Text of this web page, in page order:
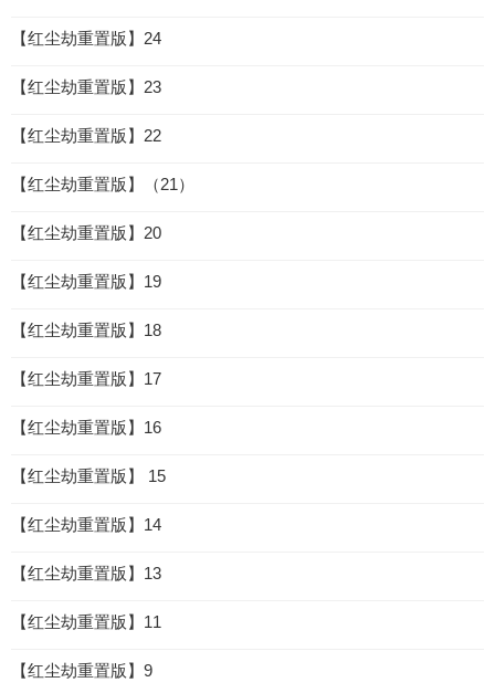
【红尘劫重置版】24
【红尘劫重置版】23
【红尘劫重置版】22
【红尘劫重置版】（21）
【红尘劫重置版】20
【红尘劫重置版】19
【红尘劫重置版】18
【红尘劫重置版】17
【红尘劫重置版】16
【红尘劫重置版】 15
【红尘劫重置版】14
【红尘劫重置版】13
【红尘劫重置版】11
【红尘劫重置版】9